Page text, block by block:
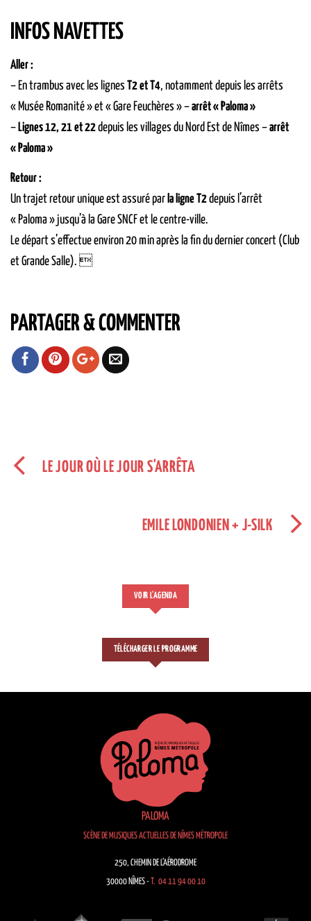
INFOS NAVETTES
Aller :
– En trambus avec les lignes T2 et T4, notamment depuis les arrêts
« Musée Romanité » et « Gare Feuchères » –arrêt « Paloma »
– Lignes 12, 21 et 22depuis les villages du Nord Est de Nîmes –arrêt
« Paloma »
Retour :
Un trajet retour unique est assuré par la ligne T2depuis l’arrêt
« Paloma » jusqu’à la Gare SNCF et le centre-ville.
Le départ s’effectue environ 20 min après la fin du dernier concert (Club
et Grande Salle). 
PARTAGER & COMMENTER
LE JOUR OÙ LE JOUR S'ARRÊTA
EMILE LONDONIEN + J-SILK
VOIR L'AGENDA
TÉLÉCHARGER LE PROGRAMME
PALOMA
SCÈNE DE MUSIQUES ACTUELLES DE NÎMES MÉTROPOLE
250, CHEMIN DE L’AÉRODROME
30000 NÎMES -T. 04 11 94 00 10